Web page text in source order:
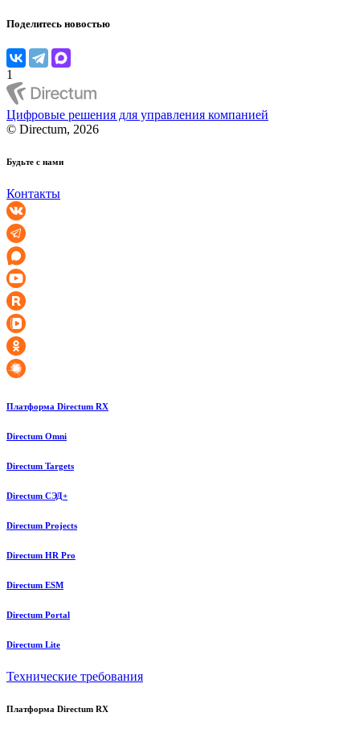
Поделитесь новостью
1
Цифровые решения для управления компанией
© Directum, 2026
Будьте с нами
Контакты
Платформа Directum RX
Directum Omni
Directum Targets
Directum СЭД+
Directum Projects
Directum HR Pro
Directum ESM
Directum Portal
Directum Lite
Технические требования
Платформа Directum RX